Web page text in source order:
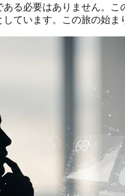
ある必要はありません。
ています。この旅の始ま